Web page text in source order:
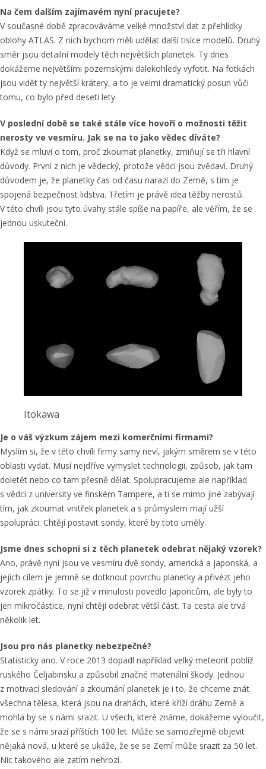
Na čem dalším zajímavém nyní pracujete?
V současné době zpracováváme velké množství dat z přehlídky
oblohy ATLAS. Z nich bychom měli udělat další tisíce modelů. Druhý
směr jsou detailní modely těch největších planetek. Ty dnes
dokážeme největšími pozemskými dalekohledy vyfotit. Na fotkách
jsou vidět ty největší krátery, a to je velmi dramatický posun vůči
tomu, co bylo před deseti lety.
V poslední době se také stále více hovoří o možnosti těžit
nerosty ve vesmíru. Jak se na to jako vědec díváte?
Když se mluví o tom, proč zkoumat planetky, zmiňují se tři hlavní
důvody. První z nich je vědecký, protože vědci jsou zvědaví. Druhý
důvodem je, že planetky čas od času narazí do Země, s tím je
spojená bezpečnost lidstva. Třetím je právě idea těžby nerostů.
V této chvíli jsou tyto úvahy stále spíše na papíře, ale věřím, že se
jednou uskuteční.
Itokawa
Je o váš výzkum zájem mezi komerčními firmami?
Myslím si, že v této chvíli firmy samy neví, jakým směrem se v této
oblasti vydat. Musí nejdříve vymyslet technologii, způsob, jak tam
doletět nebo co tam přesně dělat. Spolupracujeme ale například
s vědci z university ve finském Tampere, a ti se mimo jiné zabývají
tím, jak zkoumat vnitřek planetek a s průmyslem mají užší
spolupráci. Chtějí postavit sondy, které by toto uměly.
Jsme dnes schopni si z těch planetek odebrat nějaký vzorek?
Ano, právě nyní jsou ve vesmíru dvě sondy, americká a japonská, a
jejich cílem je jemně se dotknout povrchu planetky a přivézt jeho
vzorek zpátky. To se již v minulosti povedlo Japoncům, ale byly to
jen mikročástice, nyní chtějí odebrat větší část. Ta cesta ale trvá
několik let.
Jsou pro nás planetky nebezpečné?
Statisticky ano. V roce 2013 dopadl například velký meteorit poblíž
ruského Čeljabinsku a způsobil značné materiální škody. Jednou
z motivací sledování a zkoumání planetek je i to, že chceme znát
všechna tělesa, která jsou na drahách, které kříží dráhu Země a
mohla by se s námi srazit. U všech, které známe, dokážeme vyloučit,
že se s námi srazí příštích 100 let. Může se samozřejmě objevit
nějaká nová, u které se ukáže, že se se Zemí může srazit za 50 let.
Nic takového ale zatím nehrozí.